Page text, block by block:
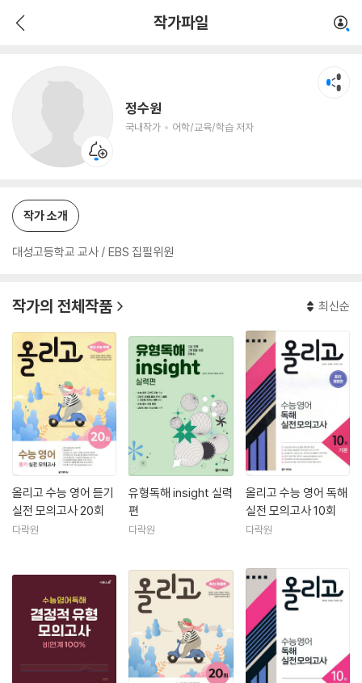
작가파일
정수원
국내작가 어학/교육/학습 저자
어학/교육/학습 저자
작가 소개
대성고등학교 교사 / EBS 집필위원
작가의 전체작품 최신순
올리고 수능 영어 듣기
실전 모의고사 20회
다락원
유형독해 insight 실력
편
다락원
올리고 수능 영어 독해
실전 모의고사 10회
다락원